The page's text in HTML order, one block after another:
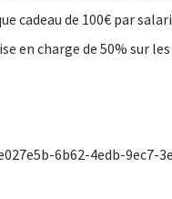
cadeau de 100€ par
en charge de 50% sur
6b62-4edb-9ec7-